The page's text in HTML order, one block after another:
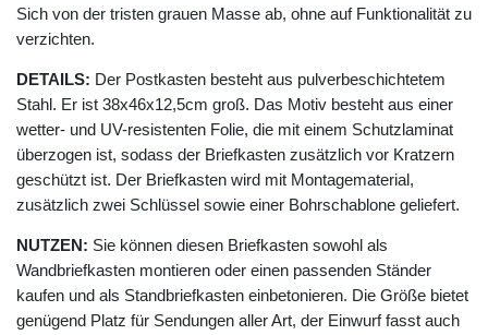
Sich von der tristen grauen Masse ab, ohne auf Funktionalität zu
verzichten.
DETAILS: Der Postkasten besteht aus pulverbeschichtetem
Stahl. Er ist 38x46x12,5cm groß. Das Motiv besteht aus einer
wetter- und UV-resistenten Folie, die mit einem Schutzlaminat
überzogen ist, sodass der Briefkasten zusätzlich vor Kratzern
geschützt ist. Der Briefkasten wird mit Montagematerial,
zusätzlich zwei Schlüssel sowie einer Bohrschablone geliefert.
NUTZEN: Sie können diesen Briefkasten sowohl als
Wandbriefkasten montieren oder einen passenden Ständer
kaufen und als Standbriefkasten einbetonieren. Die Größe bietet
genügend Platz für Sendungen aller Art, der Einwurf fasst auch